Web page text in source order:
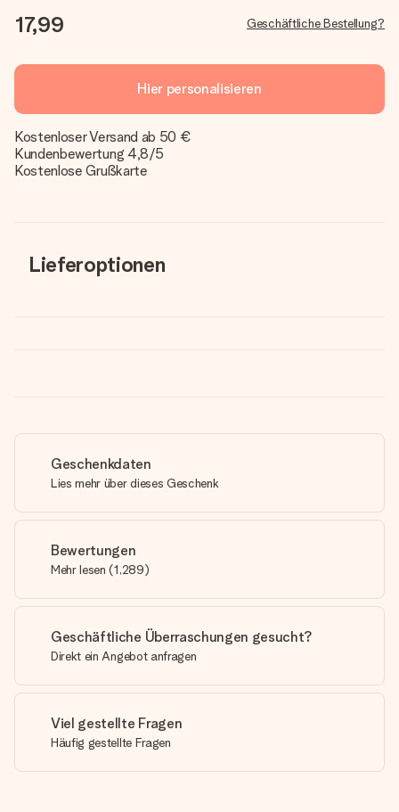
17,99 Geschäftliche Bestellung?
Hier personalisieren
Kostenloser Versand ab 50 €
Kundenbewertung 4,8/5
Kostenlose Grußkarte
Lieferoptionen
Geschenkdaten
Lies mehr über dieses Geschenk
Bewertungen
Mehr lesen (1,289)
Geschäftliche Überraschungen gesucht?
Direkt ein Angebot anfragen
Viel gestellte Fragen
Häufig gestellte Fragen